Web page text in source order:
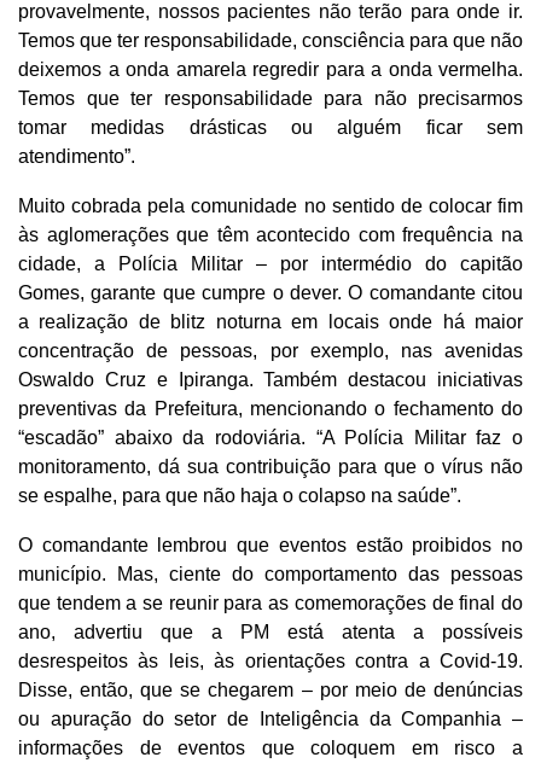
provavelmente, nossos pacientes não terão para onde ir.
Temos que ter responsabilidade, consciência para que não
deixemos a onda amarela regredir para a onda vermelha.
Temos que ter responsabilidade para não precisarmos
tomar medidas drásticas ou alguém ficar sem
atendimento”.
Muito cobrada pela comunidade no sentido de colocar fim
às aglomerações que têm acontecido com frequência na
cidade, a Polícia Militar – por intermédio do capitão
Gomes, garante que cumpre o dever. O comandante citou
a realização de blitz noturna em locais onde há maior
concentração de pessoas, por exemplo, nas avenidas
Oswaldo Cruz e Ipiranga. Também destacou iniciativas
preventivas da Prefeitura, mencionando o fechamento do
“escadão” abaixo da rodoviária. “A Polícia Militar faz o
monitoramento, dá sua contribuição para que o vírus não
se espalhe, para que não haja o colapso na saúde”.
O comandante lembrou que eventos estão proibidos no
município. Mas, ciente do comportamento das pessoas
que tendem a se reunir para as comemorações de final do
ano, advertiu que a PM está atenta a possíveis
desrespeitos às leis, às orientações contra a Covid-19.
Disse, então, que se chegarem – por meio de denúncias
ou apuração do setor de Inteligência da Companhia –
informações de eventos que coloquem em risco a